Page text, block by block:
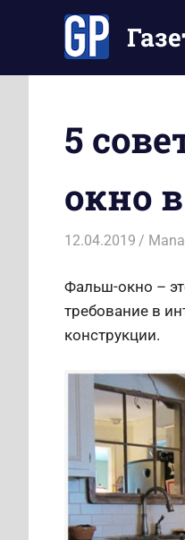
содержимому
Ваше
время
5
окно
12.04.2019
Фальш-окно –
требование в
конструкции.